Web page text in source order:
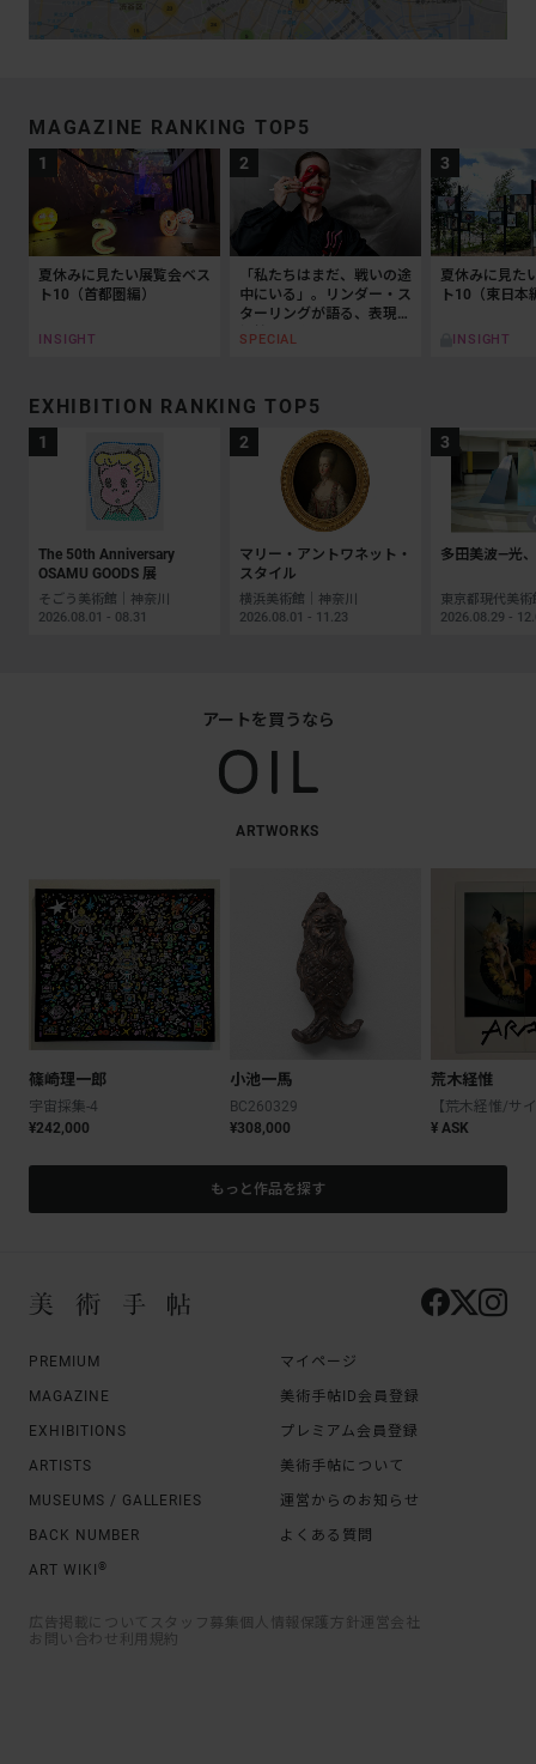
MAGAZINE RANKING TOP5
夏休みに見たい展覧会ベス
ト10（首都圏編）
INSIGHT
「私たちはまだ、戦いの途
中にいる」。リンダー・ス
ターリングが語る、表現と
抵抗の50年
SPECIAL
夏休みに見た
ト10（東日本
INSIGHT
EXHIBITION RANKING TOP5
The 50th Anniversary
OSAMU GOODS 展
そごう美術館｜神奈川
2026.08.01 - 08.31
マリー・アントワネット・
スタイル
横浜美術館｜神奈川
2026.08.01 - 11.23
多田美波―光
2026.08.29 -
アートを買うなら
ARTWORKS
篠崎理一郎
宇宙採集-4
¥242,000
小池一馬
BC260329
¥308,000
荒木経惟
¥ ASK
もっと作品を探す
PREMIUM
MAGAZINE
EXHIBITIONS
ARTISTS
MUSEUMS / GALLERIES
BACK NUMBER
ART WIKI ®
マイページ
美術手帖ID会員登録
プレミアム会員登録
美術手帖について
運営からのお知らせ
よくある質問
広告掲載について スタッフ募集 個人情報保護方針
運営会社
お問い合わせ
利用規約